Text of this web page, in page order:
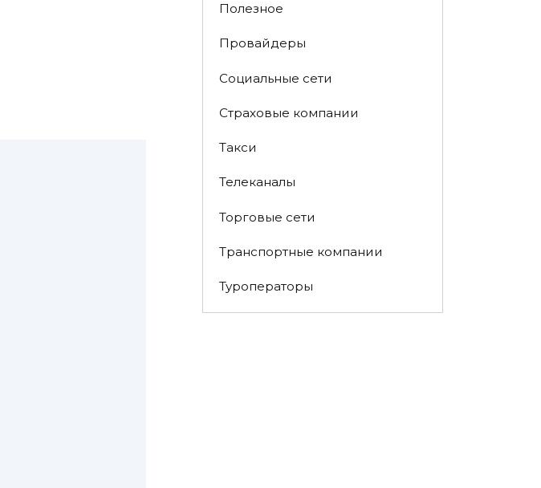
Полезное
Провайдеры
Социальные сети
Страховые компании
Такси
Телеканалы
Торговые сети
Транспортные компании
Туроператоры